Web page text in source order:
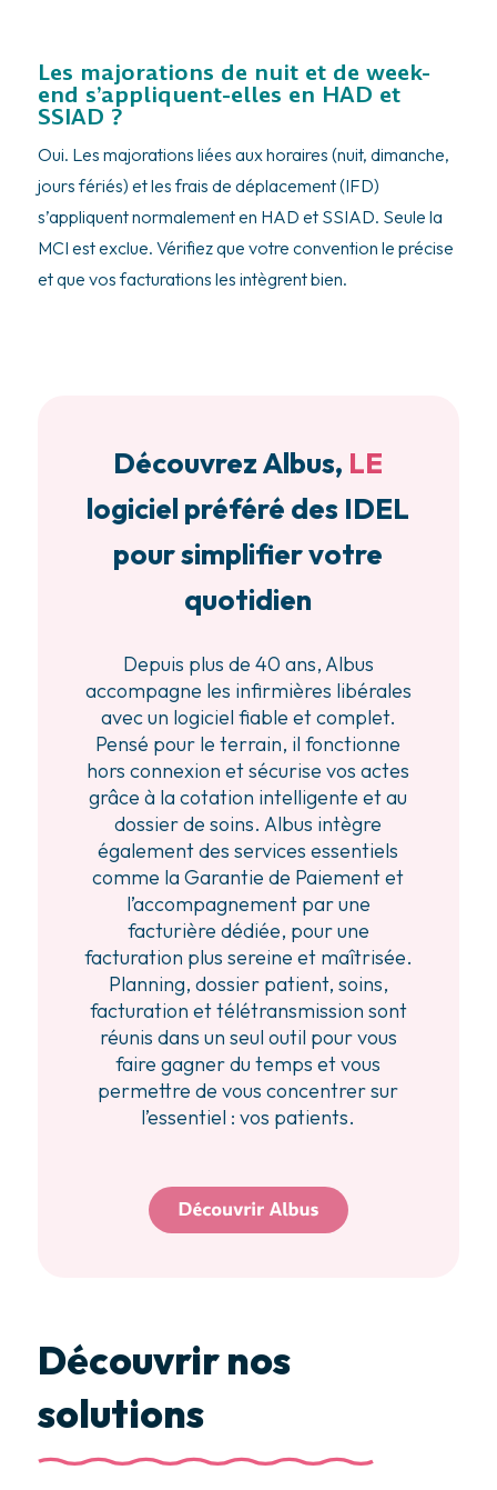
Les majorations de nuit et de week-
end s’appliquent-elles en HAD et
SSIAD ?
Oui. Les majorations liées aux horaires (nuit, dimanche,
jours fériés) et les frais de déplacement (IFD)
s’appliquent normalement en HAD et SSIAD. Seule la
MCI est exclue. Vérifiez que votre convention le précise
et que vos facturations les intègrent bien.
Découvrez Albus, LE
logiciel préféré des IDEL
pour simplifier votre
quotidien
Depuis plus de 40 ans, Albus
accompagne les infirmières libérales
avec un logiciel fiable et complet.
Pensé pour le terrain, il fonctionne
hors connexion et sécurise vos actes
grâce à la cotation intelligente et au
dossier de soins. Albus intègre
également des services essentiels
comme la Garantie de Paiement et
l’accompagnement par une
facturière dédiée, pour une
facturation plus sereine et maîtrisée.
Planning, dossier patient, soins,
facturation et télétransmission sont
réunis dans un seul outil pour vous
faire gagner du temps et vous
permettre de vous concentrer sur
l’essentiel : vos patients.
Découvrir nos
solutions